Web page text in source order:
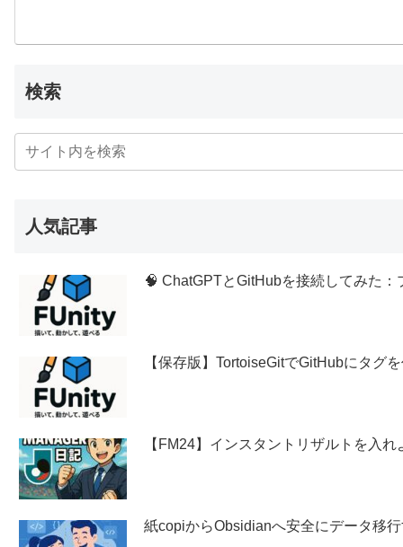
検索
人気記事
🧠 ChatGPTとGitHubを接続してみた
【保存版】TortoiseGitでGitHubにタグ
【FM24】インスタントリザルトを入れ
紙copiからObsidianへ安全にデータ移